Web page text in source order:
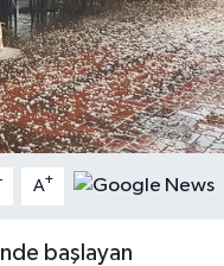
- A+
başlayan